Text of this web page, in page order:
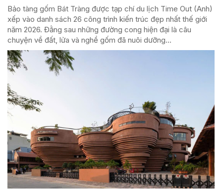
Bảo tàng gốm Bát Tràng được tạp chí du lịch Time Out (Anh)
xếp vào danh sách 26 công trình kiến trúc đẹp nhất thế giới
năm 2026. Đằng sau những đường cong hiện đại là câu
chuyện về đất, lửa và nghề gốm đã nuôi dưỡng...